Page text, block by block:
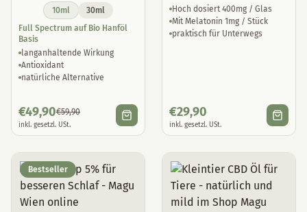
10ml
30ml
Full Spectrum auf Bio Hanföl
Basis
langanhaltende Wirkung
Antioxidant
natürliche Alternative
€49,90€59,90
inkl. gesetzl. USt.
Hoch dosiert 400mg / Glas
Mit Melatonin 1mg / Stück
praktisch für Unterwegs
€29,90
inkl. gesetzl. USt.
Bestseller